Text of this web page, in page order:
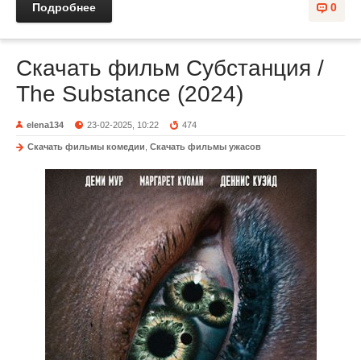
0
Подробнее
Скачать фильм Субстанция /
The Substance (2024)
elena134 23-02-2025, 10:22 474
Скачать фильмы комедии Скачать фильмы ужасов